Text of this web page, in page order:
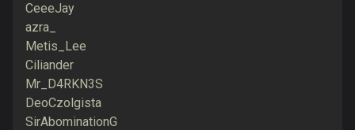
CeeeJay
azra_
Metis_Lee
Ciliander
Mr_D4RKN3S
DeoCzolgista
SirAbominationG